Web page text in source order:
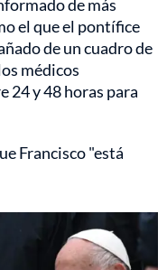
de más
el que el pontífice
de un cuadro de
médicos
24 y 48 horas para
Francisco "está